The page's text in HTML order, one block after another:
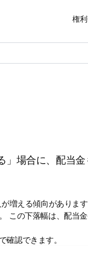
権
場合に、配当
増える傾向がありま
この下落幅は、配当
認できます。